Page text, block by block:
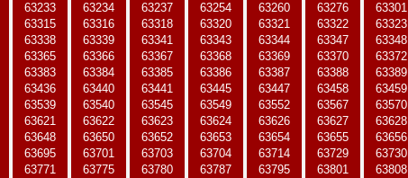
63233 63234 63237 63254 63260 63276 63301
63315 63316 63318 63320 63321 63322 63323
63338 63339 63341 63343 63344 63347 63348
63365 63366 63367 63368 63369 63370 63372
63383 63384 63385 63386 63387 63388 63389
63436 63440 63441 63445 63447 63458 63459
63539 63540 63545 63549 63552 63567 63570
63621 63622 63623 63624 63626 63627 63628
63648 63650 63652 63653 63654 63655 63656
63695 63701 63703 63704 63714 63729 63730
63771 63775 63780 63787 63795 63801 63808